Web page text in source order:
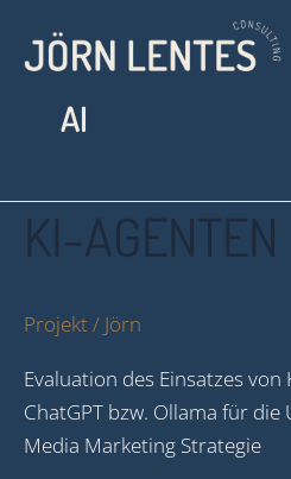
Inhalt
AI
KI-AGENTEN
Projekt/ Jörn
Evaluation des Einsatzes von
ChatGPT bzw. Ollama für die
Media Marketing Strategie
KI-
Agenten